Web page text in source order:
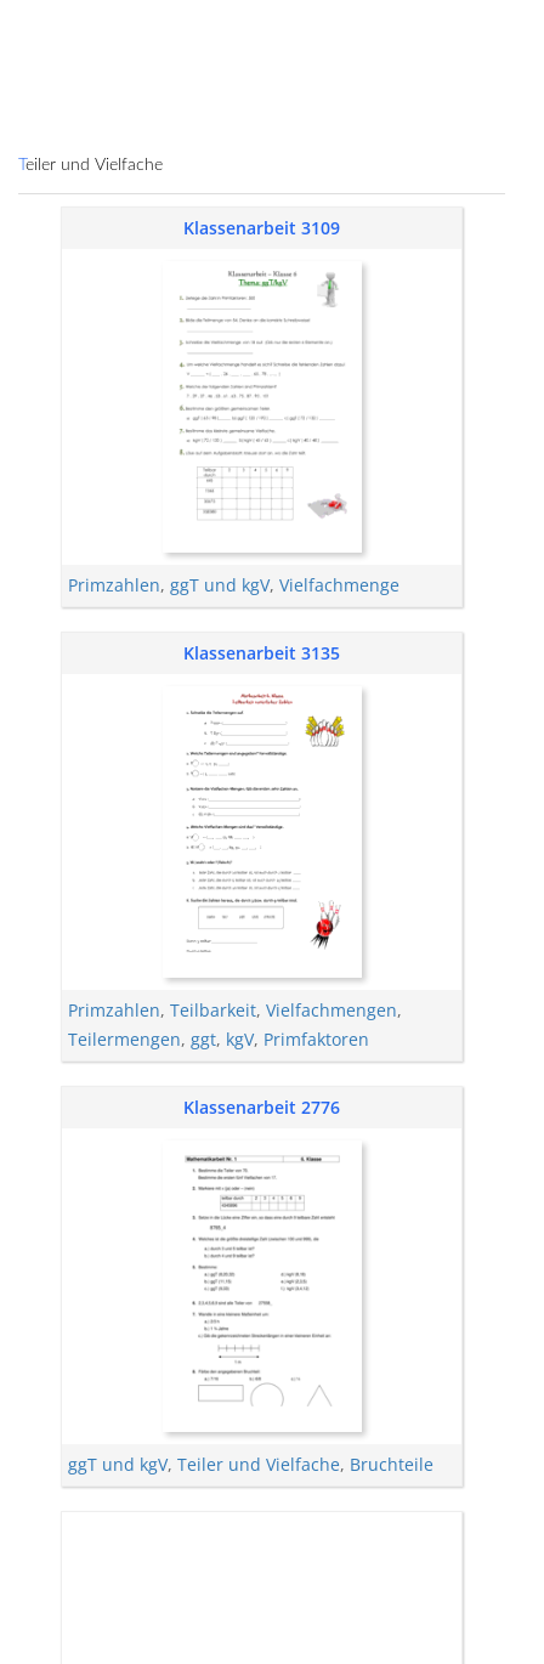
Teiler und Vielfache
Klassenarbeit 3109
Primzahlen, ggT und kgV, Vielfachmenge
Klassenarbeit 3135
Primzahlen, Teilbarkeit, Vielfachmengen,
Teilermengen, ggt, kgV, Primfaktoren
Klassenarbeit 2776
ggT und kgV, Teiler und Vielfache, Bruchteile